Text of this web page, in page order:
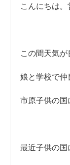
こんにちは
この間天気が
娘と学校で仲
市原子供の
最近子供の国